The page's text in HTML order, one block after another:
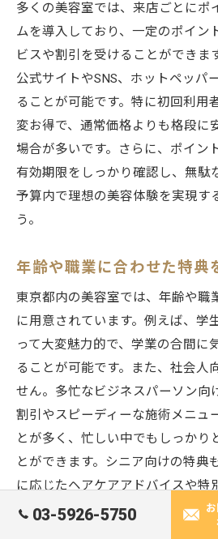
多くの美容室では、来店ごとにポ
ムを導入しており、一定のポイン
ビスや割引を受けることができま
公式サイトやSNS、ホットペッパ
ることが可能です。特に初回利用
変お得で、通常価格よりも格段に
場合が多いです。さらに、ポイン
有効期限をしっかり確認し、無駄
予算内で理想の美容体験を実現す
う。
年齢や職業に合わせた特典
東京都内の美容室では、年齢や職
に用意されています。例えば、学
って大変魅力的で、学業の合間に
ることが可能です。また、社会人
せん。多忙なビジネスパーソン向
割引やスピーディーな施術メニュ
とが多く、忙しい中でもしっかり
とができます。シニア向けの特典
に応じたヘアケアアドバイスや特
ことができるため、年齢を重ねて
03-5926-5750